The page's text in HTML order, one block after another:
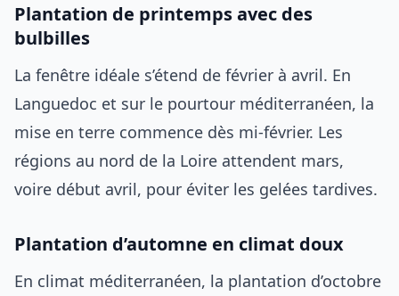
Plantation de printemps avec des
bulbilles
La fenêtre idéale s’étend de février à avril. En
Languedoc et sur le pourtour méditerranéen, la
mise en terre commence dès mi-février. Les
régions au nord de la Loire attendent mars,
voire début avril, pour éviter les gelées tardives.
Plantation d’automne en climat doux
En climat méditerranéen, la plantation d’octobre